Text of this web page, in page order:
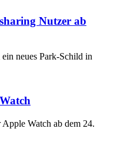
Nutzer ab
neues Park-Schild in
Watch ab dem 24.